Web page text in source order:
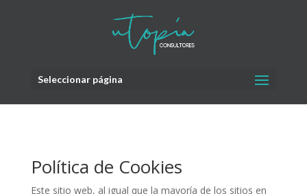
Seleccionar página
Política de Cookies
Este sitio web, al igual que la mayoría de los sitios en